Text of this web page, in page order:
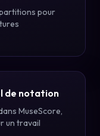
pour
de notation
MuseScore,
un travail